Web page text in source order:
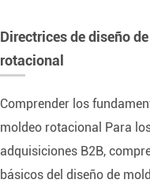
Directrices de diseño
rotacional
Comprender los
moldeo rotacional Para
adquisiciones B2B,
básicos del diseño de